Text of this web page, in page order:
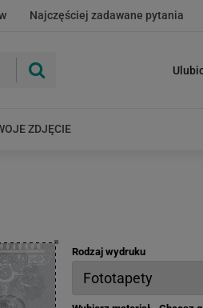
Najczęściej zadawane pytania
ZDJĘCIE
Rodzaj wydruku